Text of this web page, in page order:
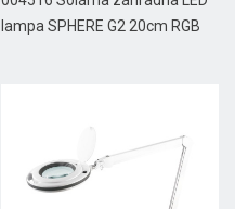
lampa SPHERE G2 20cm RGB